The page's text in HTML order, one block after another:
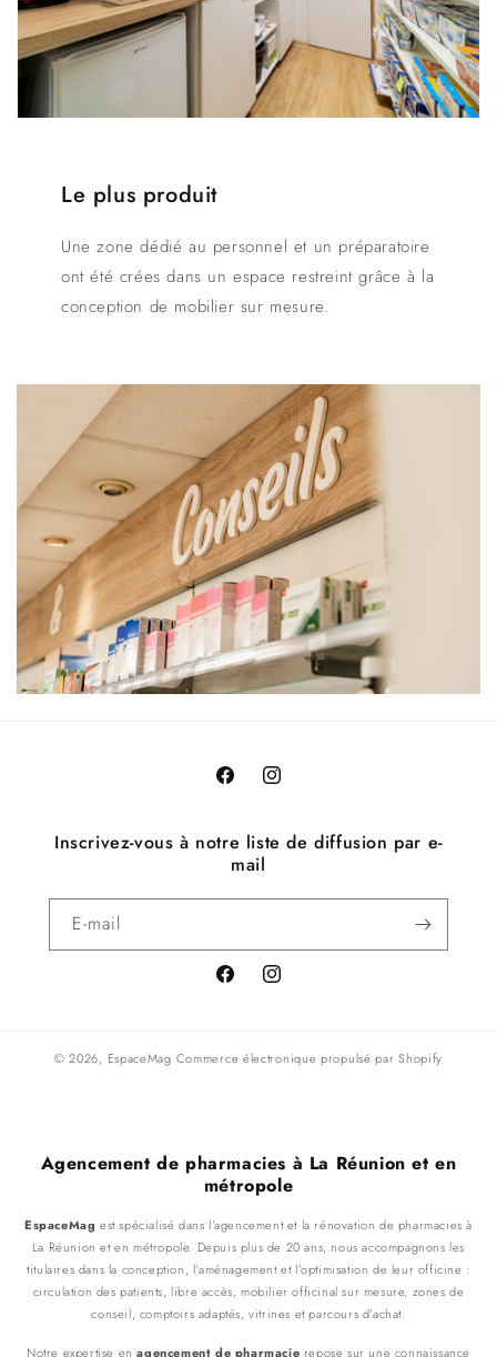
Le plus produit
Une zone dédié au personnel et un préparatoire
ont été crées dans un espace restreint grâce à la
conception de mobilier sur mesure.
FacebookInstagram
Inscrivez-vous à notre liste de diffusion par e-
mail
E-mail
FacebookInstagram
© 2026, EspaceMag Commerce électronique propulsé par Shopify
Agencement de pharmacies à La Réunion et en
métropole
EspaceMag est spécialisé dans l’agencement et la rénovation de pharmacies à
La Réunion et en métropole. Depuis plus de 20 ans, nous accompagnons les
titulaires dans la conception, l’aménagement et l’optimisation de leur officine :
circulation des patients, libre accès, mobilier officinal sur mesure, zones de
conseil, comptoirs adaptés, vitrines et parcours d’achat.
Notre expertise enagencement de pharmacie repose sur une connaissance